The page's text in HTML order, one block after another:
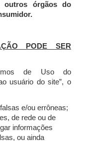
outros órgãos do
PODE SER
de Uso do
usuário do site”, o
e/ou errôneas;
de rede ou de
informações
ou ainda